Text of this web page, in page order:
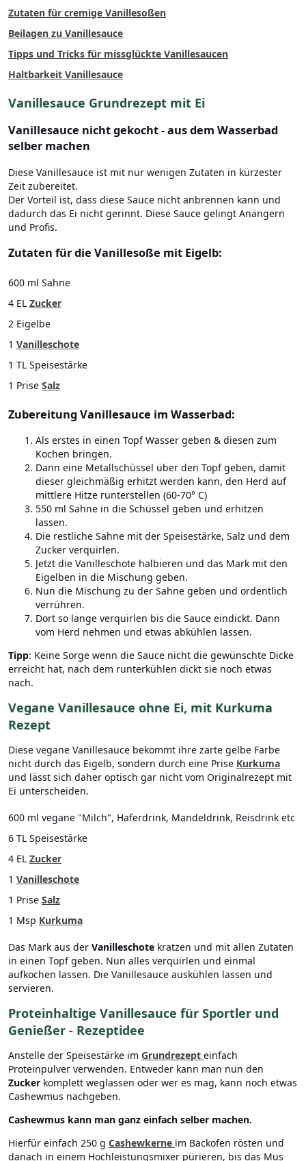
Zutaten für cremige Vanillesoßen
Beilagen zu Vanillesauce
Tipps und Tricks für missglückte Vanillesaucen
Haltbarkeit Vanillesauce
Vanillesauce Grundrezept mit Ei
Vanillesauce nicht gekocht - aus dem Wasserbad
selber machen
Diese Vanillesauce ist mit nur wenigen Zutaten in kürzester
Zeit zubereitet.
Der Vorteil ist, dass diese Sauce nicht anbrennen kann und
dadurch das Ei nicht gerinnt. Diese Sauce gelingt Anängern
und Profis.
Zutaten für die Vanillesoße mit Eigelb:
600 ml Sahne
4 EL Zucker
2 Eigelbe
1 Vanilleschote
1 TL Speisestärke
1 Prise Salz
Zubereitung Vanillesauce im Wasserbad:
Als erstes in einen Topf Wasser geben & diesen zum
Kochen bringen.
Dann eine Metallschüssel über den Topf geben, damit
dieser gleichmäßig erhitzt werden kann, den Herd auf
mittlere Hitze runterstellen (60-70° C)
550 ml Sahne in die Schüssel geben und erhitzen
lassen.
Die restliche Sahne mit der Speisestärke, Salz und dem
Zucker verquirlen.
Jetzt die Vanilleschote halbieren und das Mark mit den
Eigelben in die Mischung geben.
Nun die Mischung zu der Sahne geben und ordentlich
verrühren.
Dort so lange verquirlen bis die Sauce eindickt. Dann
vom Herd nehmen und etwas abkühlen lassen.
Tipp: Keine Sorge wenn die Sauce nicht die gewünschte Dicke
erreicht hat, nach dem runterkühlen dickt sie noch etwas
nach.
Vegane Vanillesauce ohne Ei, mit Kurkuma
Rezept
Diese vegane Vanillesauce bekommt ihre zarte gelbe Farbe
nicht durch das Eigelb, sondern durch eine Prise Kurkuma
und lässt sich daher optisch gar nicht vom Originalrezept mit
Ei unterscheiden.
600 ml vegane "Milch", Haferdrink, Mandeldrink, Reisdrink etc
6 TL Speisestärke
4 EL Zucker
1 Vanilleschote
1 Prise Salz
1 Msp Kurkuma
Das Mark aus der Vanilleschote kratzen und mit allen Zutaten
in einen Topf geben. Nun alles verquirlen und einmal
aufkochen lassen. Die Vanillesauce auskühlen lassen und
servieren.
Proteinhaltige Vanillesauce für Sportler und
Genießer - Rezeptidee
Anstelle der Speisestärke im Grundrezept einfach
Proteinpulver verwenden. Entweder kann man nun den
Zucker komplett weglassen oder wer es mag, kann noch etwas
Cashewmus nachgeben.
Cashewmus kann man ganz einfach selber machen.
Hierfür einfach 250 g Cashewkerne im Backofen rösten und
danach in einem Hochleistungsmixer pürieren, bis das Mus